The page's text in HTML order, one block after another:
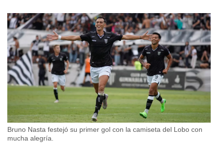
Bruno Nasta festejó su primer gol con la camiseta del Lobo con
mucha alegría.